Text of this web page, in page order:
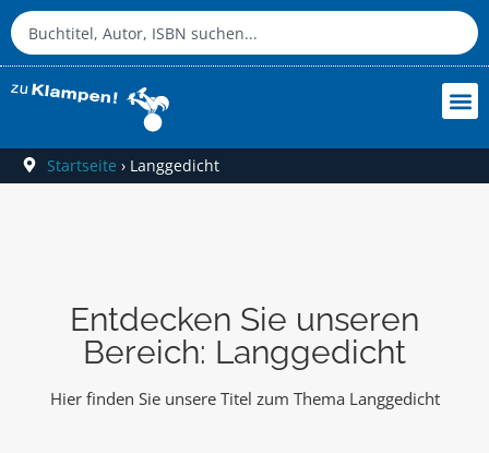
Startseite › Langgedicht
Entdecken Sie unseren
Bereich: Langgedicht
Hier finden Sie unsere Titel zum Thema Langgedicht